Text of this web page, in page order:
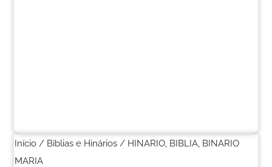
Início / Bíblias e Hinários / HINARIO, BIBLIA, BINARIO
MARIA